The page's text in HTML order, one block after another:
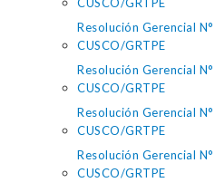
Resolución Gerencial
CUSCO/GRTPE
Resolución Gerencial
CUSCO/GRTPE
Resolución Gerencial
CUSCO/GRTPE
Resolución Gerencial
CUSCO/GRTPE